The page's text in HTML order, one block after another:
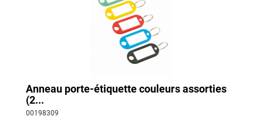
Anneau porte-étiquette couleurs assorties
(2...
00198309